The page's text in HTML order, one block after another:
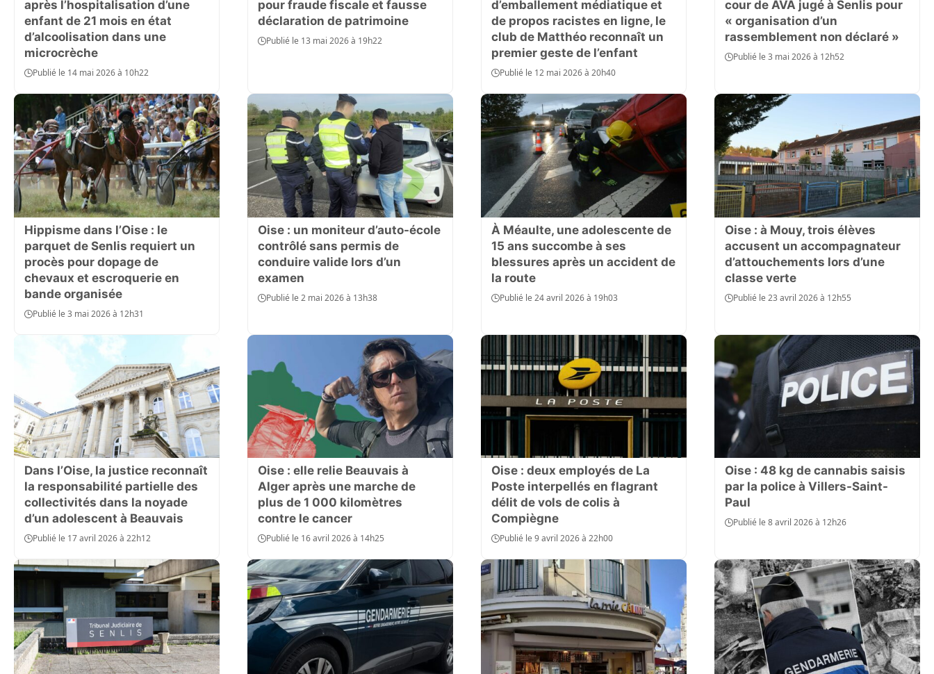
après l’hospitalisation d’une
enfant de 21 mois en état
d’alcoolisation dans une
microcrèche
Publié le 14 mai 2026 à 10h22
pour fraude fiscale et fausse
déclaration de patrimoine
Publié le 13 mai 2026 à 19h22
d’emballement médiatique et
de propos racistes en ligne, le
club de Matthéo reconnaît un
premier geste de l’enfant
Publié le 12 mai 2026 à 20h40
cour de AVA jugé à Senlis pour
« organisation d’un
rassemblement non déclaré »
Publié le 3 mai 2026 à 12h52
Hippisme dans l’Oise : le
parquet de Senlis requiert un
procès pour dopage de
chevaux et escroquerie en
bande organisée
Publié le 3 mai 2026 à 12h31
Oise : un moniteur d’auto-école
contrôlé sans permis de
conduire valide lors d’un
examen
Publié le 2 mai 2026 à 13h38
À Méaulte, une adolescente de
15 ans succombe à ses
blessures après un accident de
la route
Publié le 24 avril 2026 à 19h03
Oise : à Mouy, trois élèves
accusent un accompagnateur
d’attouchements lors d’une
classe verte
Publié le 23 avril 2026 à 12h55
Dans l’Oise, la justice reconnaît
la responsabilité partielle des
collectivités dans la noyade
d’un adolescent à Beauvais
Publié le 17 avril 2026 à 22h12
Oise : elle relie Beauvais à
Alger après une marche de
plus de 1 000 kilomètres
contre le cancer
Publié le 16 avril 2026 à 14h25
Oise : deux employés de La
Poste interpellés en flagrant
délit de vols de colis à
Compiègne
Publié le 9 avril 2026 à 22h00
Oise : 48 kg de cannabis saisis
par la police à Villers-Saint-
Paul
Publié le 8 avril 2026 à 12h26